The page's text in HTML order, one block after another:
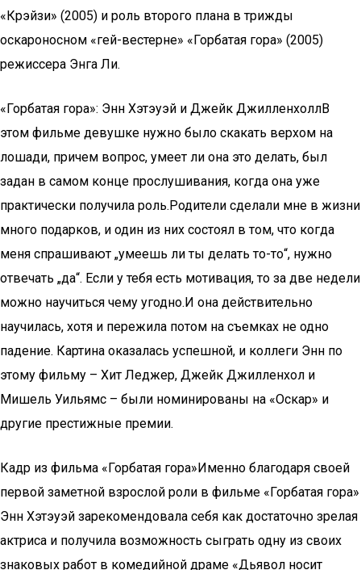
«Крэйзи» (2005) и роль второго плана в трижды
оскароносном «гей-вестерне» «Горбатая гора» (2005)
режиссера Энга Ли.
«Горбатая гора»: Энн Хэтэуэй и Джейк ДжилленхоллВ
этом фильме девушке нужно было скакать верхом на
лошади, причем вопрос, умеет ли она это делать, был
задан в самом конце прослушивания, когда она уже
практически получила роль.Родители сделали мне в жизни
много подарков, и один из них состоял в том, что когда
меня спрашивают „умеешь ли ты делать то-то“, нужно
отвечать „да“. Если у тебя есть мотивация, то за две недели
можно научиться чему угодно.И она действительно
научилась, хотя и пережила потом на съемках не одно
падение. Картина оказалась успешной, и коллеги Энн по
этому фильму – Хит Леджер, Джейк Джилленхол и
Мишель Уильямс – были номинированы на «Оскар» и
другие престижные премии.
Кадр из фильма «Горбатая гора»Именно благодаря своей
первой заметной взрослой роли в фильме «Горбатая гора»
Энн Хэтэуэй зарекомендовала себя как достаточно зрелая
актриса и получила возможность сыграть одну из своих
знаковых работ в комедийной драме «Дьявол носит